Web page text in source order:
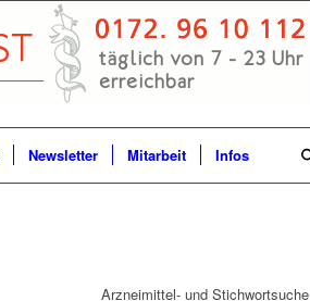
Newsletter Mitarbeit Infos
Arzneimittel- und Stichwortsuche